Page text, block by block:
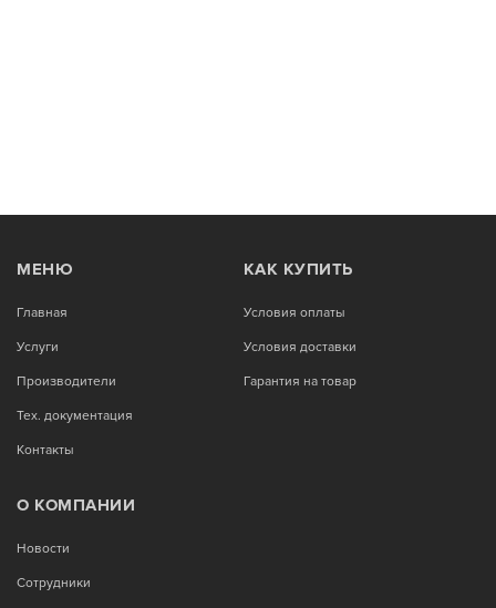
МЕНЮ
Главная
Услуги
Производители
Тех. документация
Контакты
КАК КУПИТЬ
Условия оплаты
Условия доставки
Гарантия на товар
О КОМПАНИИ
Новости
Сотрудники